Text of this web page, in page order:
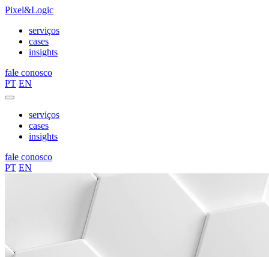
Pixel&Logic
serviços
cases
insights
fale conosco
PT EN
serviços
cases
insights
fale conosco
PT EN